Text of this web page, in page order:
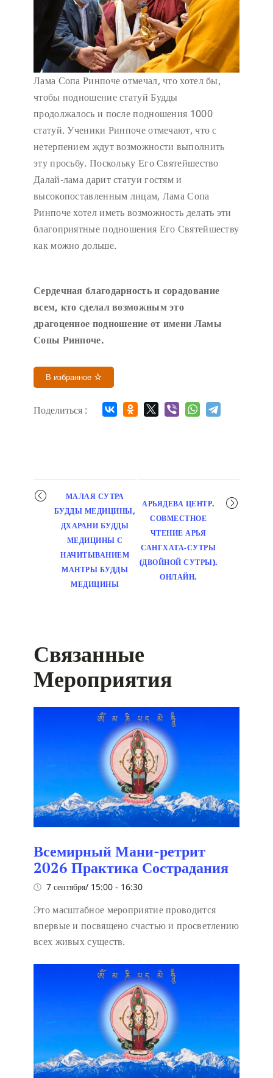
Лама Сопа Ринпоче отмечал, что хотел бы,
чтобы подношение статуй Будды
продолжалось и после подношения 1000
статуй. Ученики Ринпоче отмечают, что с
нетерпением ждут возможности выполнить
эту просьбу. Поскольку Его Святейшество
Далай-лама дарит статуи гостям и
высокопоставленным лицам, Лама Сопа
Ринпоче хотел иметь возможность делать эти
благоприятные подношения Его Святейшеству
как можно дольше.
Сердечная благодарность и сорадование
всем, кто сделал возможным это
драгоценное подношение от имени Ламы
Сопы Ринпоче.
В избранное
Поделиться :
Мероприятие
навигация
МАЛАЯ СУТРА
БУДДЫ МЕДИЦИНЫ,
ДХАРАНИ БУДДЫ
МЕДИЦИНЫ С
НАЧИТЫВАНИЕМ
МАНТРЫ БУДДЫ
МЕДИЦИНЫ
АРЬЯДЕВА ЦЕНТР.
СОВМЕСТНОЕ
ЧТЕНИЕ АРЬЯ
САНГХАТА-СУТРЫ
(ДВОЙНОЙ СУТРЫ).
ОНЛАЙН.
Связанные
Мероприятия
Всемирный Мани-ретрит
2026 Практика Сострадания
7 сентября/ 15:00 - 16:30
Это масштабное мероприятие проводится
впервые и посвящено счастью и просветлению
всех живых существ.